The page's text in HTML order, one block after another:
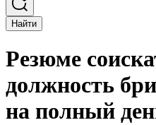
Найти
Резюме
должность
на полный